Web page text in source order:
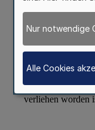
Nur notwendige
Alle Cookies